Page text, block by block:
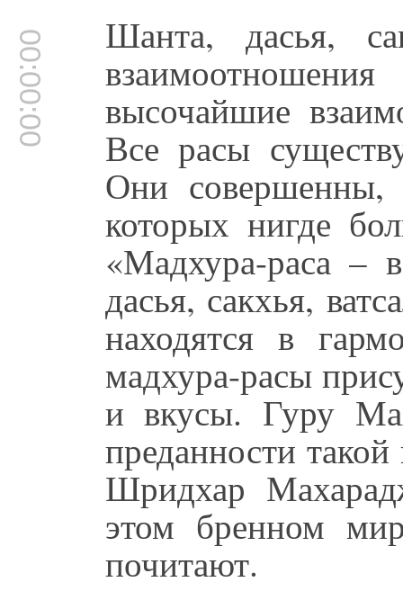
00:00:00 Шанта, дасья,
высочайшие
Все расы
Они совершенны,
которых нигде
«Мадхура-раса –
дасья, сакхья,
находятся в
мадхура-расы
и вкусы. Гуру
преданности
Шридхар
этом бренном
почитают.